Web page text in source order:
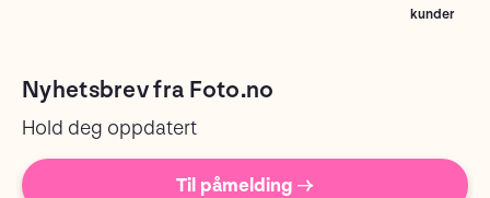
kunder
Nyhetsbrev fra Foto.no
Hold deg oppdatert
Til påmelding →